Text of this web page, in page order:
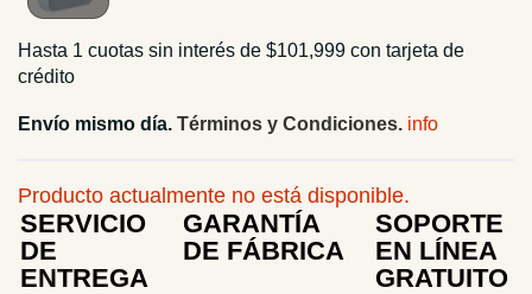
Hasta 1 cuotas sin interés de $101,999 con tarjeta de
crédito
Envío mismo día. Términos y Condiciones.
Producto actualmente no está disponible.
SERVICIO
DE
ENTREGA
GARANTÍA
DE FÁBRICA
SOPORTE
EN LÍNEA
GRATUITO